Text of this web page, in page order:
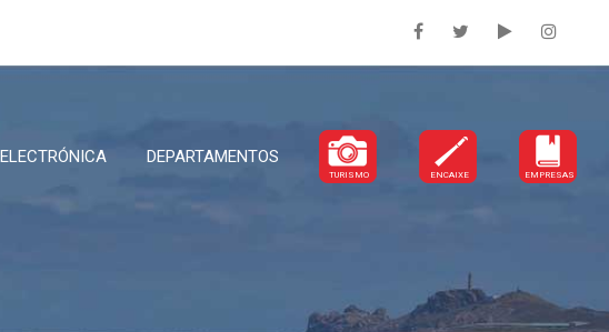
DEPARTAMENTOS
TURISMO ENCAIXE EMPRESAS